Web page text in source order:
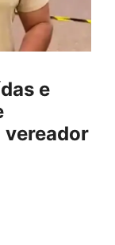
e
vereador